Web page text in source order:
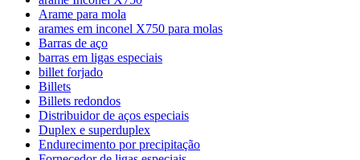
Arame para mola
arames em inconel X750 para molas
Barras de aço
barras em ligas especiais
billet forjado
Billets
Billets redondos
Distribuidor de aços especiais
Duplex e superduplex
Endurecimento por precipitação